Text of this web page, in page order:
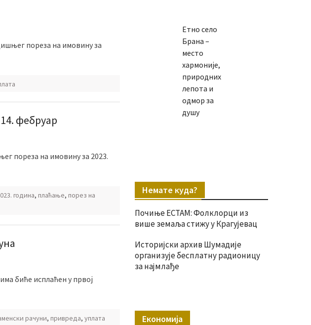
пореза на имовину за
фебруар
пореза на имовину за 2023.
година, плаћање, порез на
биће исплаћен у првој
рачуни, привреда, уплата
Етно село
Брана –
место
хармоније,
природних
лепота и
одмор за
душу
Немате куда?
Почиње ЕСТАМ: Фолклорци из
више земаља стижу у Крагујевац
Историјски архив Шумадије
организује бесплатну радионицу
за најмлађе
Економија